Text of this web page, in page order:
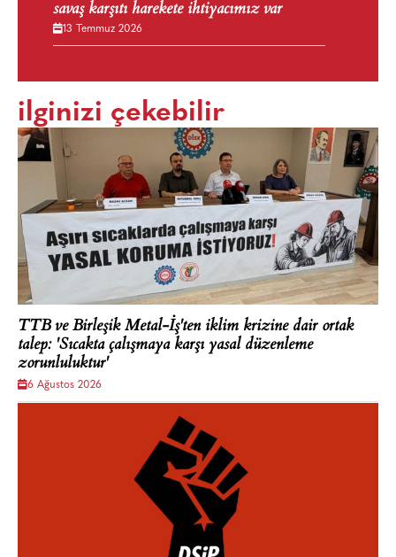
savaş karşıtı harekete ihtiyacımız var
13 Temmuz 2026
ilginizi çekebilir
TTB ve Birleşik Metal-İş'ten iklim krizine dair ortak
talep: 'Sıcakta çalışmaya karşı yasal düzenleme
zorunluluktur'
6 Ağustos 2026